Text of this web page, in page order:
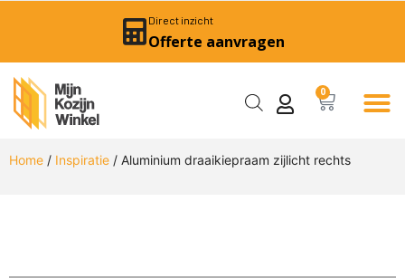
Direct inzicht
Offerte aanvragen
0
Home / Inspiratie / Aluminium draaikiepraam zijlicht rechts